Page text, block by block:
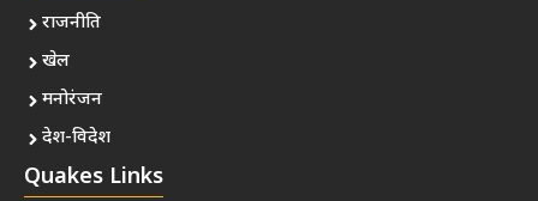
राजनीति
खेल
मनोरंजन
देश-विदेश
Quakes Links